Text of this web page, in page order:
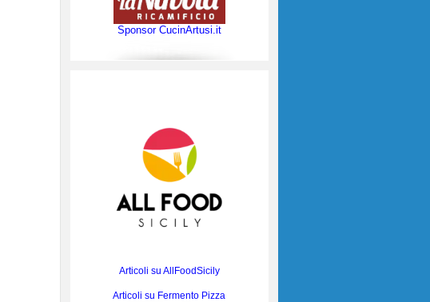
Sponsor CucinArtusi.it
Articoli su AllFoodSicily
Articoli su Fermento Pizza